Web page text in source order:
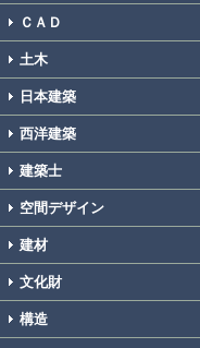
ＣＡＤ
土木
日本建築
西洋建築
建築士
空間デザイン
建材
文化財
構造